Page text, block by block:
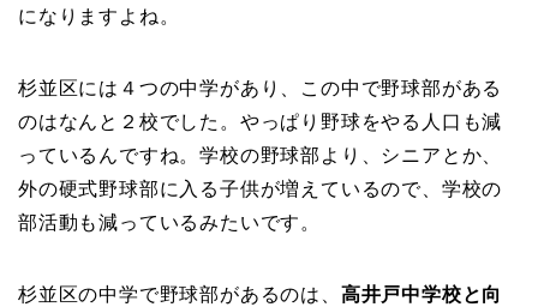
になりますよね。
杉並区には４つの中学があり、この中で野球部がある
のはなんと２校でした。やっぱり野球をやる人口も減
っているんですね。学校の野球部より、シニアとか、
外の硬式野球部に入る子供が増えているので、学校の
部活動も減っているみたいです。
杉並区の中学で野球部があるのは、 高井戸中学校と向